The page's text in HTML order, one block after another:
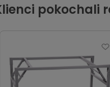
pokochali